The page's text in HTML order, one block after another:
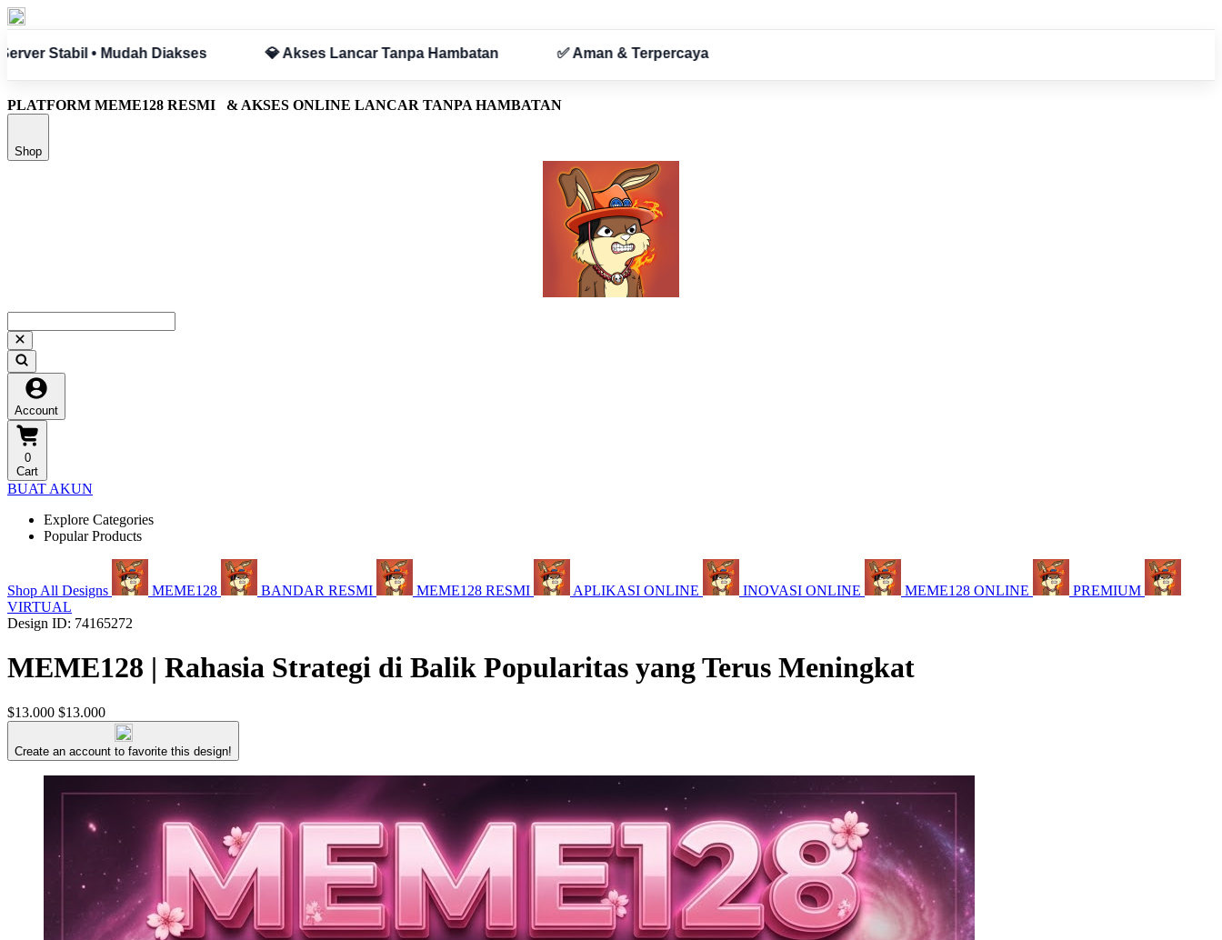
✅ Aman & Terpercaya
PLATFORM MEME128 RESMI & AKSES ONLINE LANCAR TANPA HAMBATAN
Shop
Account
0
Cart
BUAT AKUN
Explore Categories
Popular Products
Shop All Designs MEME128 BANDAR RESMI MEME128 RESMI APLIKASI ONLINE INOVASI ONLINE MEME128 ONLINE
PREMIUM
VIRTUAL
Design ID: 74165272
MEME128 | Rahasia Strategi di Balik Popularitas yang Terus Meningkat
$13.000 $13.000
Create an account to favorite this design!